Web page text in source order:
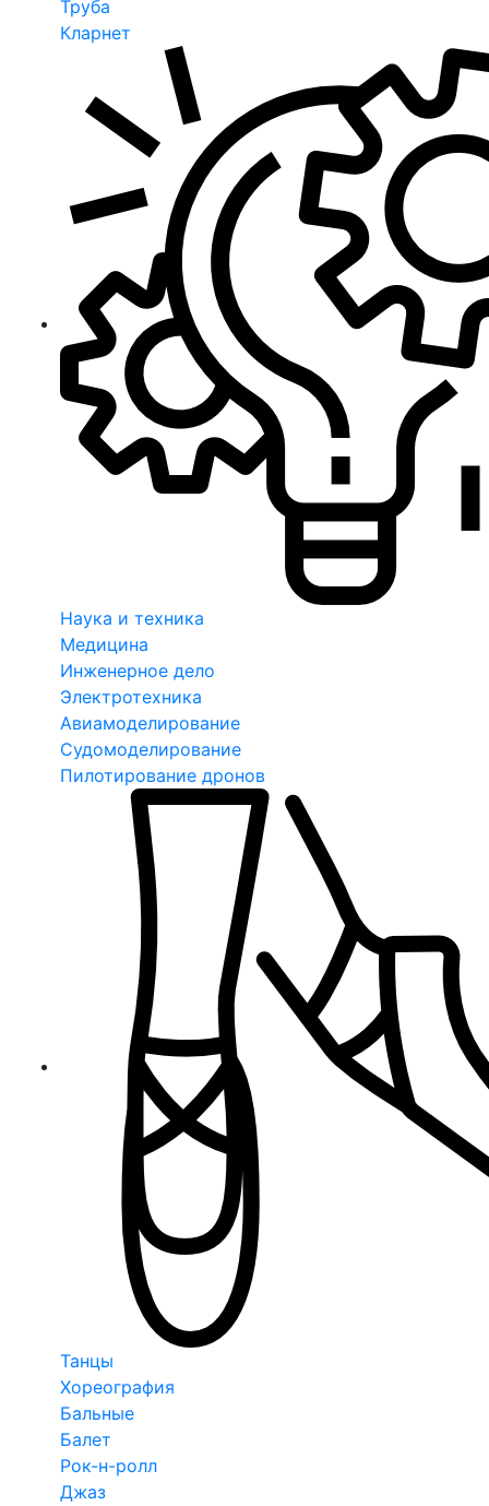
Труба
Кларнет
Наука и техника
Медицина
Инженерное дело
Электротехника
Авиамоделирование
Судомоделирование
Пилотирование дронов
Танцы
Хореография
Бальные
Балет
Рок-н-ролл
Джаз